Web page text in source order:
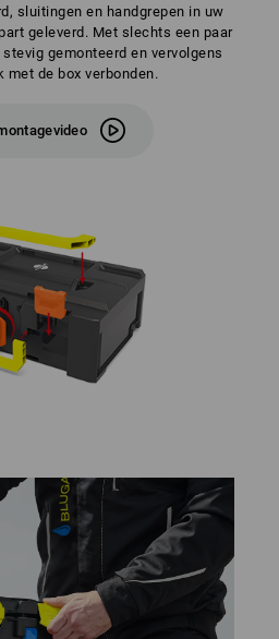
sluitingen en handgrepen in uw
geleverd. Met slechts een paar
gemonteerd en vervolgens
met de box verbonden.